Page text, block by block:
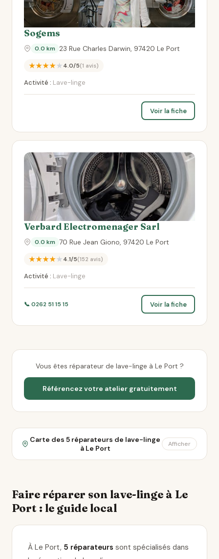
Sogems
0.0 km 23 Rue Charles Darwin, 97420 Le Port
★★★★★4.0/5(1 avis)
Activité : Lave-linge
Voir la fiche
Verbard Electromenager Sarl
0.0 km 70 Rue Jean Giono, 97420 Le Port
★★★★★4.1/5(152 avis)
Activité : Lave-linge
📞 0262 51 15 15 Voir la fiche
Vous êtes réparateur de lave-linge à Le Port ?
Référencez votre atelier gratuitement
Carte des 5 réparateurs de lave-linge
à Le Port
Afficher
Faire réparer son lave-linge à Le
Port : le guide local
À Le Port, 5 réparateurs sont spécialisés dans